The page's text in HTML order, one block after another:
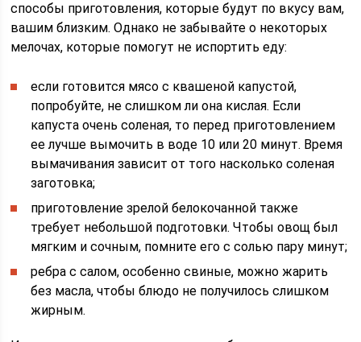
способы приготовления, которые будут по вкусу вам,
вашим близким. Однако не забывайте о некоторых
мелочах, которые помогут не испортить еду:
если готовится мясо с квашеной капустой,
попробуйте, не слишком ли она кислая. Если
капуста очень соленая, то перед приготовлением
ее лучше вымочить в воде 10 или 20 минут. Время
вымачивания зависит от того насколько соленая
заготовка;
приготовление зрелой белокочанной также
требует небольшой подготовки. Чтобы овощ был
мягким и сочным, помните его с солью пару минут;
ребра с салом, особенно свиные, можно жарить
без масла, чтобы блюдо не получилось слишком
жирным.